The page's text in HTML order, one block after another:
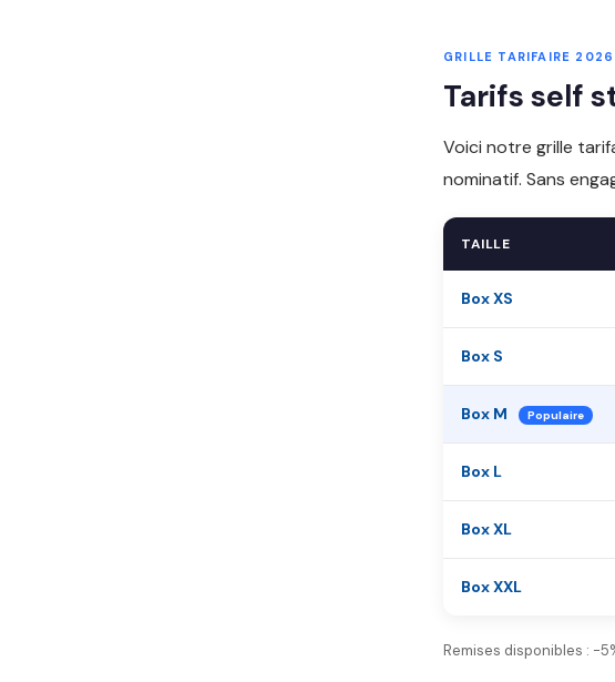
GRILLE TARIFAIRE 2026
Tarifs self
Voici notre grille
nominatif. Sans
TAILLE
Box XS
Box S
Box M Populaire
Box L
Box XL
Box XXL
Remises disponibles : -